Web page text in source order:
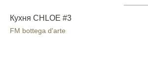
Кухня CHLOE #3
FM bottega d'arte